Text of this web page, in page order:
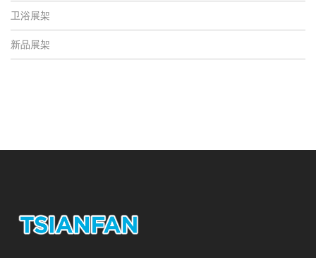
卫浴展架
新品展架